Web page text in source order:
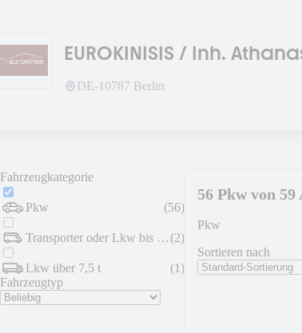
EUROKINISIS / Inh.
DE-10787 Berlin
Fahrzeugkategorie
Pkw (56)
Transporter oder Lkw bis 7,5 t (2)
Lkw über 7,5 t (1)
Fahrzeugtyp
56 Pkw von 59
Pkw
Sortieren nach